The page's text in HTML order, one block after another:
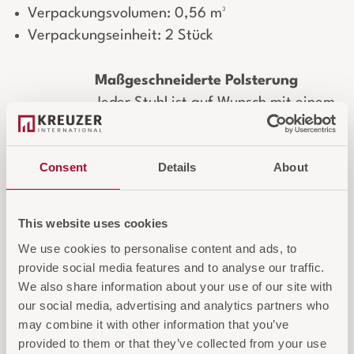
Consent Details About
This website uses cookies
We use cookies to personalise content and ads, to
provide social media features and to analyse our traffic.
We also share information about your use of our site with
our social media, advertising and analytics partners who
may combine it with other information that you’ve
provided to them or that they’ve collected from your use
Verpackungsvolumen: 0,56 m³
Verpackungseinheit: 2 Stück
Maßgeschneiderte Polsterung
Jeder Stuhl ist auf Wunsch mit einem
kundenspezifischen Bezug erhältlich.
Wählen Sie aus zahlreichen Stoffen,
Farben und Materialien oder stellen
Sie Ihren eigenen Bezugsstoff zur
IN DEN WARENKORB
AUF DIE ANFRAGELISTE